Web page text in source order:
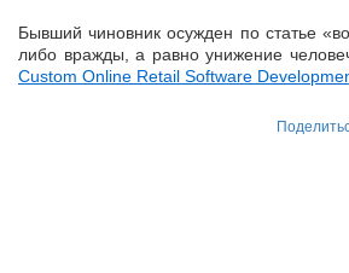
Бывший чиновник осужден по статье
либо вражды, а равно унижение
Custom Online Retail Software